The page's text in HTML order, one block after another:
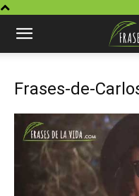
Frases-de-